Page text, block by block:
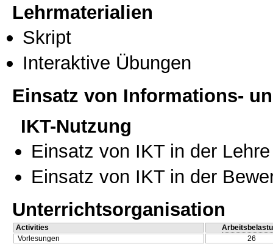
Lehrmaterialien
Skript
Interaktive Übungen
Einsatz von Informations-
IKT-Nutzung
Einsatz von IKT in der Lehre
Einsatz von IKT in der
Unterrichtsorganisation
Activities
Vorlesungen
26